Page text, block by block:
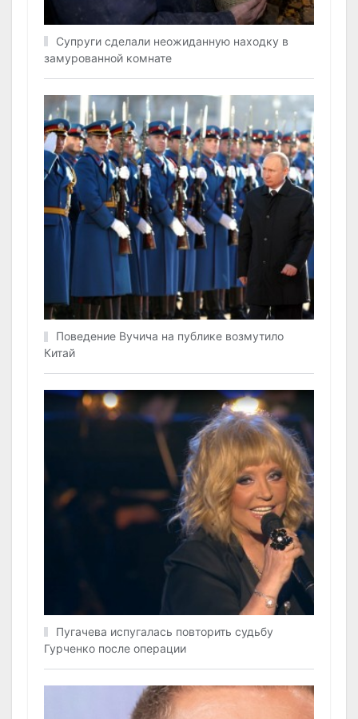
Супруги сделали неожиданную находку в
замурованной комнате
Поведение Вучича на публике возмутило
Китай
Пугачева испугалась повторить судьбу
Гурченко после операции